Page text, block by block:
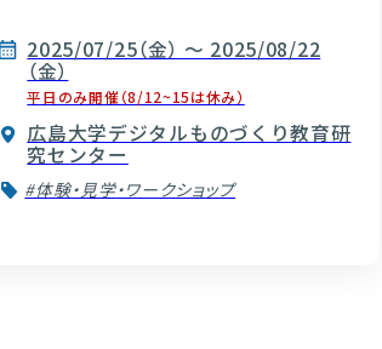
2025/07/25（金） ～ 2025/08/22
（金）
平日のみ開催（8/12~15は休み）
広島大学デジタルものづくり教育研
究センター
#体験・見学・ワークショップ